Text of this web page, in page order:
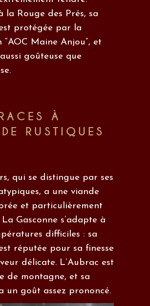
la Rouge des Prés, sa
protégée par la
“AOC Maine Anjou”, et
goûteuse que
À
RUSTIQUES
qui se distingue par ses
a une viande
et particulièrement
La Gasconne s’adapte à
difficiles : sa
réputée pour sa finesse
délicate. L’Aubrac est
de montagne, et sa
un goût assez prononcé.